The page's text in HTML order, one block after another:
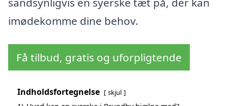
imødekomme dine behov.
Få tilbud, gratis og uforpligtende
Indholdsfortegnelse skjul